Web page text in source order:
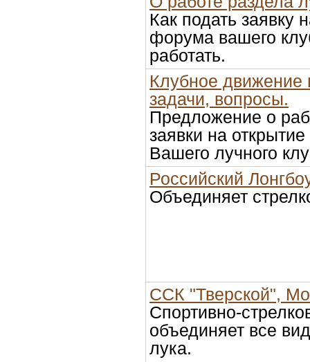
Как подать заявку
форума вашего
работать.
Клубное
задачи, вопросы.
Предложение о
заявки на
Вашего лучного
Российский
Объединяет
ССК "Тверской",
Спортивно-
объединяет все
лука.